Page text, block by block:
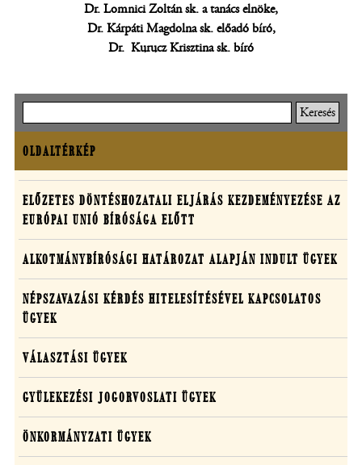
Dr. Lomnici Zoltán sk. a tanács elnöke,
Dr. Kárpáti Magdolna sk. előadó bíró,
Dr. Kurucz Krisztina sk. bíró
Oldaltérkép
OLDALTÉRKÉP
Határozatok
egyedi
ügyekben
ELŐZETES DÖNTÉSHOZATALI ELJÁRÁS KEZDEMÉNYEZÉSE AZ
EURÓPAI UNIÓ BÍRÓSÁGA ELŐTT
ALKOTMÁNYBÍRÓSÁGI HATÁROZAT ALAPJÁN INDULT ÜGYEK
NÉPSZAVAZÁSI KÉRDÉS HITELESÍTÉSÉVEL KAPCSOLATOS
ÜGYEK
VÁLASZTÁSI ÜGYEK
GYÜLEKEZÉSI JOGORVOSLATI ÜGYEK
ÖNKORMÁNYZATI ÜGYEK